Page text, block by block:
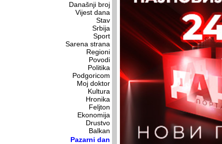
Današnji broj
Vijest dana
Stav
Srbija
Sport
Sarena strana
Regioni
Povodi
Politika
Podgoricom
Moj doktor
Kultura
Hronika
Feljton
Ekonomija
Drustvo
Balkan
Pazarni dan